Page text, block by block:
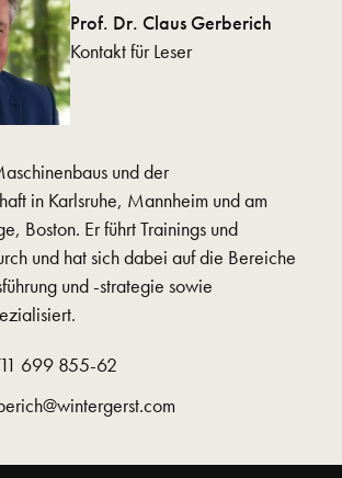
Prof. Dr. Claus Gerberich
Kontakt für Leser
und der
in Karlsruhe, Mannheim und am
Boston. Er führt Trainings und
und hat sich dabei auf die Bereiche
und -strategie sowie
699 855-62